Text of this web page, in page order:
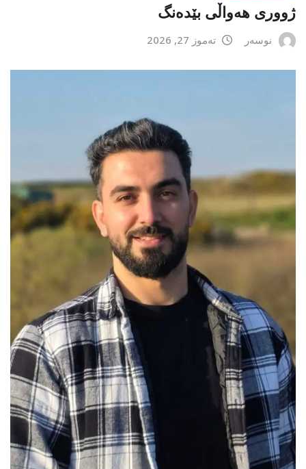
ژووری هەواڵی بێدەنگ
نوسەر تەموز 27, 2026